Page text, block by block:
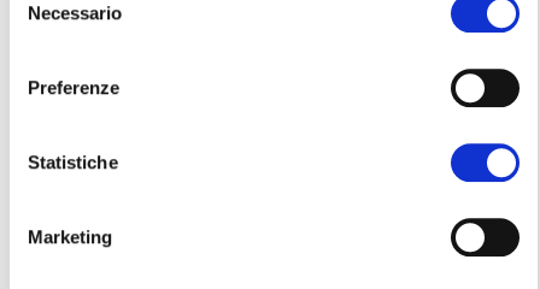
Necessario
Preferenze
Statistiche
Marketing